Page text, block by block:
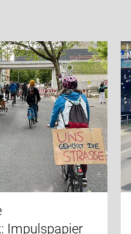
Impulspapier